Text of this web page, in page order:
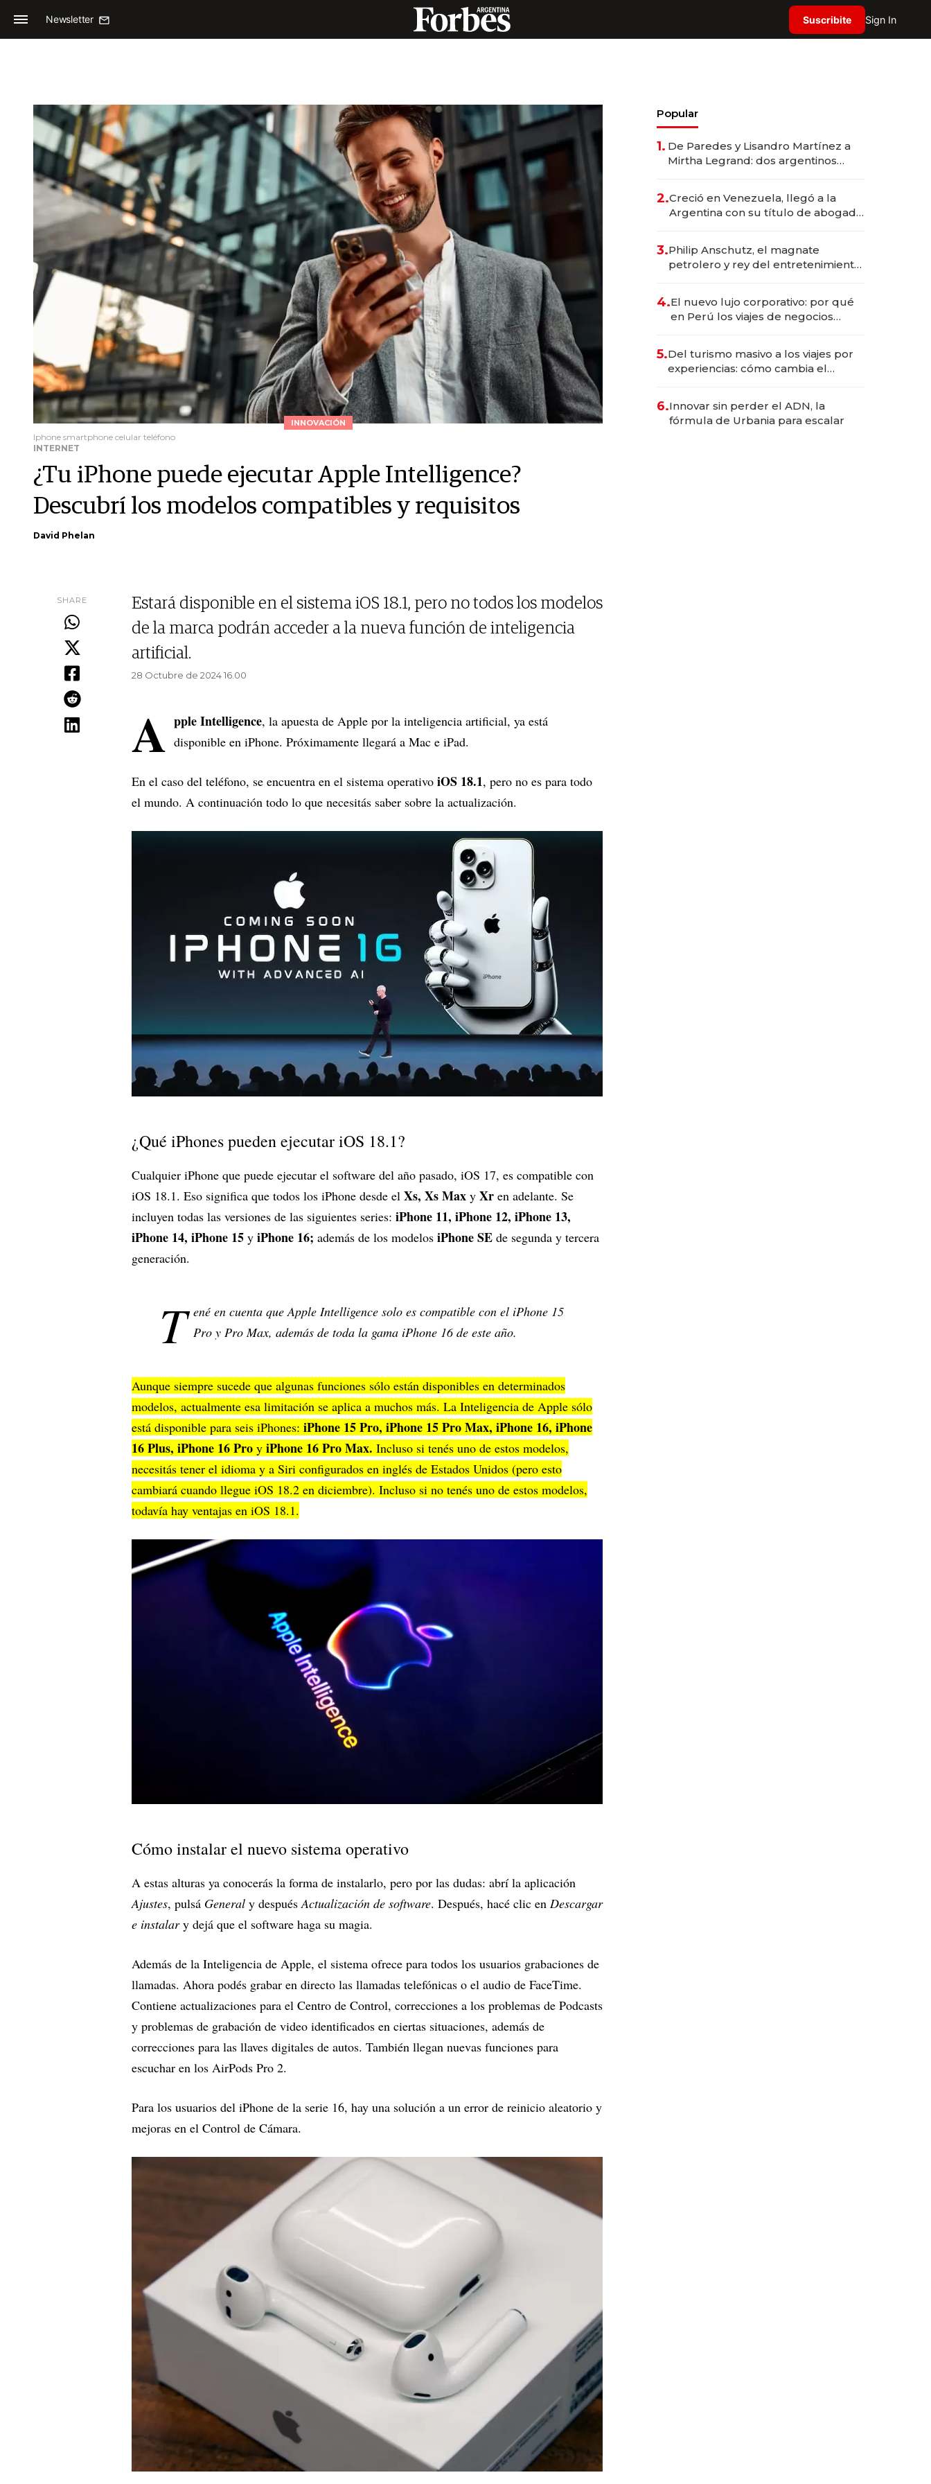
Newsletter Suscribite Sign In
INNOVACIÓN
Iphone smartphone celular teléfono
INTERNET
¿Tu iPhone puede ejecutar Apple Intelligence?
Descubrí los modelos compatibles y requisitos
David Phelan
SHARE
Estará disponible en el sistema iOS 18.1, pero no todos los modelos
de la marca podrán acceder a la nueva función de inteligencia
artificial.
28 Octubre de 2024 16.00
A pple Intelligence, la apuesta de Apple por la inteligencia artificial, ya está
disponible en iPhone. Próximamente llegará a Mac e iPad.
En el caso del teléfono, se encuentra en el sistema operativo iOS 18.1, pero no es para todo
el mundo. A continuación todo lo que necesitás saber sobre la actualización.
¿Qué iPhones pueden ejecutar iOS 18.1?
Cualquier iPhone que puede ejecutar el software del año pasado, iOS 17, es compatible con
iOS 18.1. Eso significa que todos los iPhone desde el Xs, Xs Max y Xr en adelante. Se
incluyen todas las versiones de las siguientes series: iPhone 11, iPhone 12, iPhone 13,
iPhone 14, iPhone 15 y iPhone 16; además de los modelos iPhone SE de segunda y tercera
generación.
T ené en cuenta que Apple Intelligence solo es compatible con el iPhone 15
Pro y Pro Max, además de toda la gama iPhone 16 de este año.
Aunque siempre sucede que algunas funciones sólo están disponibles en determinados
modelos, actualmente esa limitación se aplica a muchos más. La Inteligencia de Apple sólo
está disponible para seis iPhones: iPhone 15 Pro, iPhone 15 Pro Max, iPhone 16, iPhone
16 Plus, iPhone 16 Pro y iPhone 16 Pro Max. Incluso si tenés uno de estos modelos,
necesitás tener el idioma y a Siri configurados en inglés de Estados Unidos (pero esto
cambiará cuando llegue iOS 18.2 en diciembre). Incluso si no tenés uno de estos modelos,
todavía hay ventajas en iOS 18.1.
Cómo instalar el nuevo sistema operativo
A estas alturas ya conocerás la forma de instalarlo, pero por las dudas: abrí la aplicación
Ajustes, pulsá General y despuésActualización de software. Después, hacé clic en Descargar
e instalary dejá que el software haga su magia.
Además de la Inteligencia de Apple, el sistema ofrece para todos los usuarios grabaciones de
llamadas. Ahora podés grabar en directo las llamadas telefónicas o el audio de FaceTime.
Contiene actualizaciones para el Centro de Control, correcciones a los problemas de Podcasts
y problemas de grabación de video identificados en ciertas situaciones, además de
correcciones para las llaves digitales de autos. También llegan nuevas funciones para
escuchar en los AirPods Pro 2.
Para los usuarios del iPhone de la serie 16, hay una solución a un error de reinicio aleatorio y
mejoras en el Control de Cámara.
Popular
1. De Paredes y Lisandro Martínez a
Mirtha Legrand: dos argentinos
2.Creció en Venezuela, llegó a la
Argentina con su título de abogado
marcas "fast premium"
3.Philip Anschutz, el magnate
petrolero y rey del entretenimiento
4.El nuevo lujo corporativo: por qué
en Perú los viajes de negocios
transformadoras
5.Del turismo masivo a los viajes por
experiencias: cómo cambia el
6.Innovar sin perder el ADN, la
fórmula de Urbania para escalar